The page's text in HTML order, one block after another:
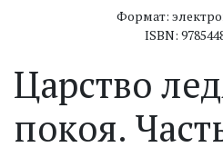
Формат:
ISBN:
Царство
покоя.